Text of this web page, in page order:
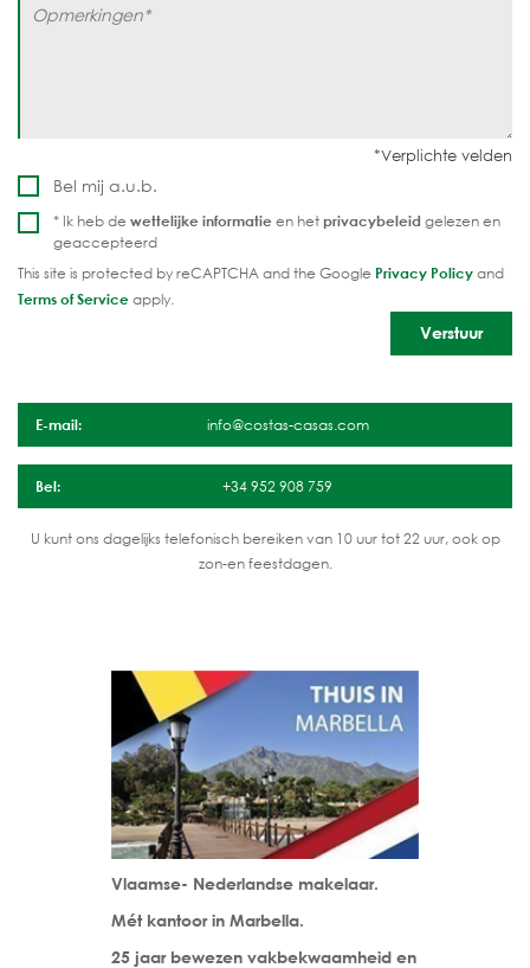
Bel mij a.u.b.
* Ik heb de wettelijke informatie en hetprivacybeleid gelezen en
geaccepteerd
This site is protected by reCAPTCHA and the Google Privacy Policyand
Terms of Serviceapply.
E-mail: info@costas-casas.com
Bel: +34 952 908 759
U kunt ons dagelijks telefonisch bereiken van 10 uur tot 22 uur, ook op
zon-en feestdagen.
Vlaamse- Nederlandse makelaar.
Mét kantoor in Marbella.
25 jaar bewezen vakbekwaamheid en